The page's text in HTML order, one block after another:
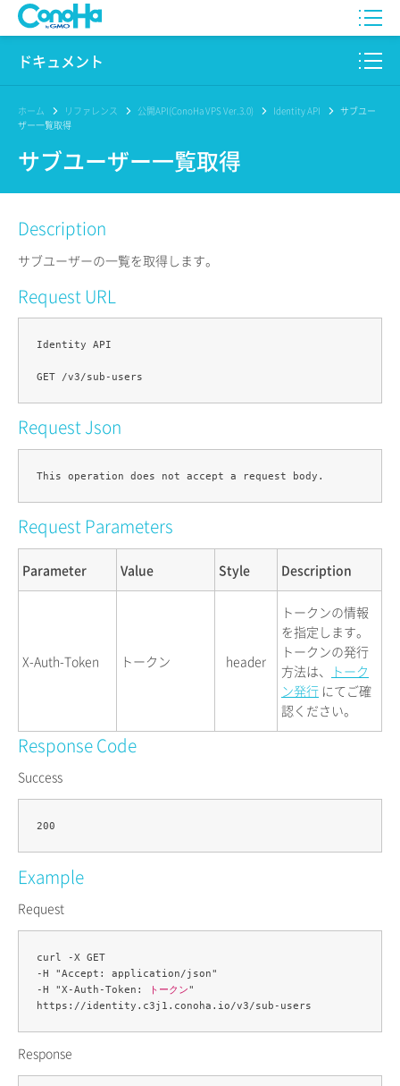
WING
Pencil
サービス一覧
サポート
ドキュメント
このサイトについて
プロダクト
リファレンス
リリースノート
ホーム リファレンス 公開API(ConoHa VPS Ver.3.0) Identity API
サブユー
ザー一覧取得
サブユーザー一覧取得
Description
サブユーザーの一覧を取得します。
Request URL
Identity API
Request Json
Request Parameters
Parameter Value Style Description
X-Auth-Token トークン header
トークンの情報
を指定します。
トークンの発行
方法は、
トーク
ン発行 にてご確
認ください。
Response Code
Success
Example
Request
curl -X GET
-H "Accept: application/json"
-H "X-Auth-Token:
トークン"
Response